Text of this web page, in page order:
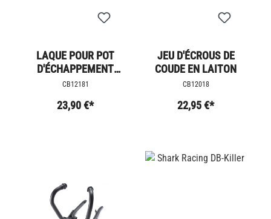
LAQUE POUR POT
D'ÉCHAPPEMENT
NOIR MAT
CB12181
23,90 €*
JEU D'ÉCROUS DE
COUDE EN LAITON
CB12018
22,95 €*